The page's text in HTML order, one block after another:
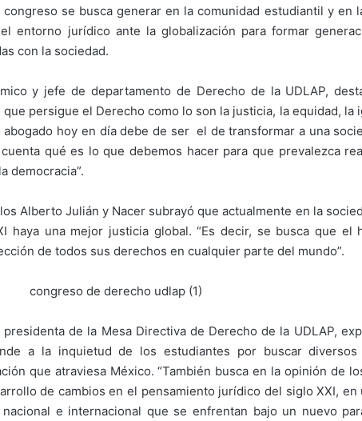
se busca generar en la comunidad estudiantil y en
entorno jurídico ante la globalización para formar
con la sociedad.
y jefe de departamento de Derecho de la UDLAP,
persigue el Derecho como lo son la justicia, la equidad, la
hoy en día debe de ser el de transformar a una
qué es lo que debemos hacer para que prevalezca
democracia”.
Alberto Julián y Nacer subrayó que actualmente en la
haya una mejor justicia global. “Es decir, se busca que el
de todos sus derechos en cualquier parte del mundo”.
de la Mesa Directiva de Derecho de la UDLAP,
a la inquietud de los estudiantes por buscar diversos
que atraviesa México. “También busca en la opinión de
de cambios en el pensamiento jurídico del siglo XXI, en
e internacional que se enfrentan bajo un nuevo